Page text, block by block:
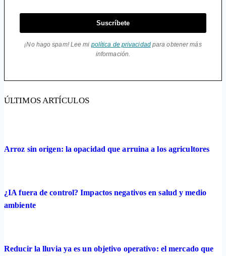
Suscríbete
¡No hago spam! Lee mi política de privacidadpara obtener más
información.
ÚLTIMOS ARTÍCULOS
Arroz sin origen: la opacidad que arruina a los agricultores
¿IA fuera de control? Impactos negativos en salud y medio
ambiente
Reducir la lluvia ya es un objetivo operativo: el mercado que